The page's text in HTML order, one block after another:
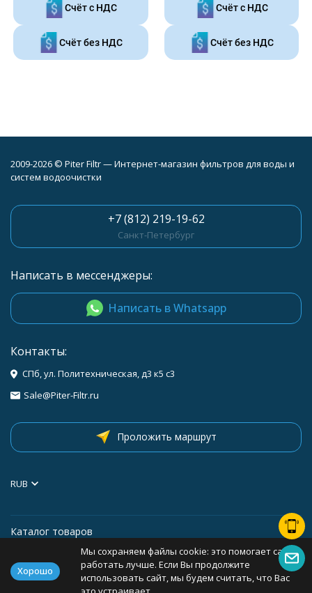
Счёт с НДС
Счёт без НДС
Счёт с НДС
Счёт без НДС
2009-2026 © Piter Filtr — Интернет-магазин фильтров для воды и
систем водоочистки
+7 (812) 219-19-62
Санкт-Петербург
Написать в мессенджеры:
Написать в Whatsapp
Контакты:
СПб, ул. Политехническая, д3 к5 с3
Sale@Piter-Filtr.ru
Проложить маршрут
RUB
Каталог товаров
Информация
Хорошо
Мы сохраняем файлы cookie: это помогает сайту
работать лучше. Если Вы продолжите
использовать сайт, мы будем считать, что Вас